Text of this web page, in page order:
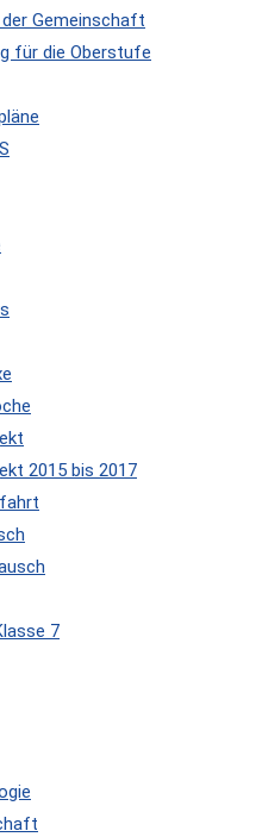
Gemeinschaft
für die Oberstufe
2015 bis 2017
7